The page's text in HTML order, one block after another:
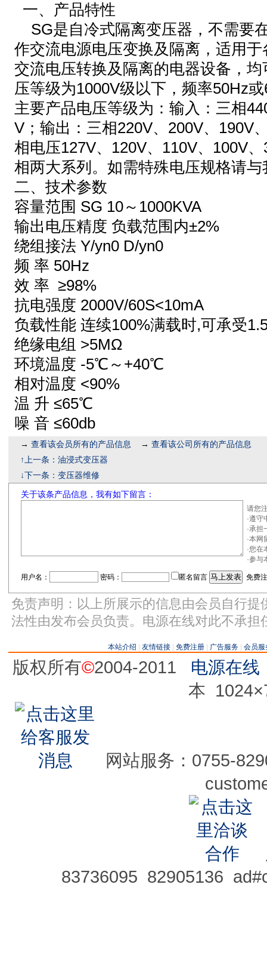
一、产品特性
SG是自冷式隔离变压器，不需要
作交流电源电压变换及隔离，适用
交流电压转换及隔离的电器设备，
压等级为1000V级以下，频率50Hz
主要产品电压等级为：输入：三相
V；输出：三相220V、200V、190V
相电压127V、120V、110V、100V
相两大系列。如需特殊电压规格请
二、技术参数
容量范围 SG 10～1000KVA
输出电压精度 负载范围内±2%
绕组接法 Y/yn0 D/yn0
频 率 50Hz
效 率 ≥98%
抗电强度 2000V/60S<10mA
负载性能 连续100%满载时,可承受
绝缘电组 >5MΩ
环境温度 -5℃～+40℃
相对温度 <90%
温 升 ≤65℃
噪 音 ≤60db
→ 查看该会员所有的产品信息 → 查看该公司所有的产品信息
↑上一条：油浸式变压器
↓下一条：变压器维修
关于该条产品信息，我有如下留言：
请您
·遵守
·承担
·本网
·您在
·参与
用户名： 密码： 匿名留言 免费
免责声明：以上所展示的信息由会员自行
法性由发布会员负责。电源在线对此不承担
本站介绍 友情链接 免费注册 广告服务 会员服
版权所有©2004-2011 电源在线
本
网站服务：0755-
83736095 82905136